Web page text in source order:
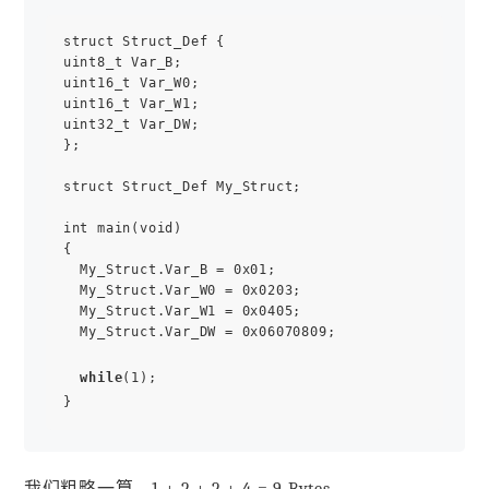
struct Struct_Def {
uint8_t Var_B;
uint16_t Var_W0;
uint16_t Var_W1;
uint32_t Var_DW;
};
struct Struct_Def My_Struct;
int main(void)
{
My_Struct.Var_B = 0x01;
My_Struct.Var_W0 = 0x0203;
My_Struct.Var_W1 = 0x0405;
My_Struct.Var_DW = 0x06070809;
while(1);